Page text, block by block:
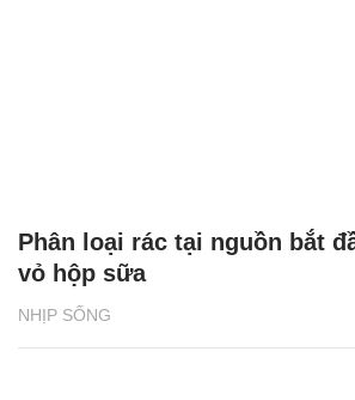
NHỊP SỐNG
Phân loại rác tại nguồn bắt
vỏ hộp sữa